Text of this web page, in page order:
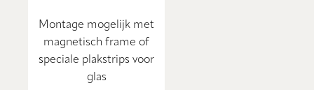
Montage mogelijk met
magnetisch frame of
speciale plakstrips voor
glas